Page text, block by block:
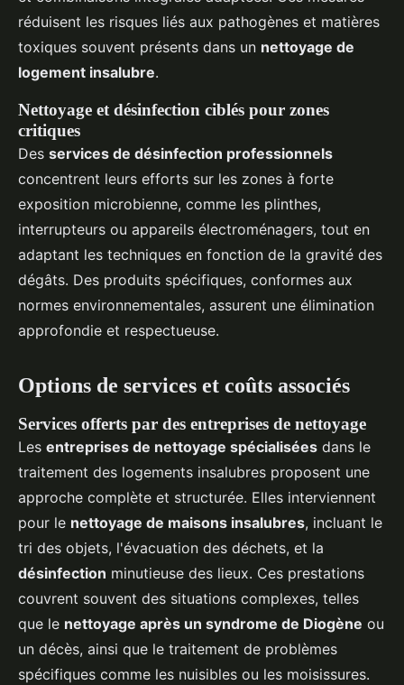
réduisent les risques liés aux pathogènes et matières
toxiques souvent présents dans un nettoyage de
logement insalubre.
Nettoyage et désinfection ciblés pour zones
critiques
Des services de désinfection professionnels
concentrent leurs efforts sur les zones à forte
exposition microbienne, comme les plinthes,
interrupteurs ou appareils électroménagers, tout en
adaptant les techniques en fonction de la gravité des
dégâts. Des produits spécifiques, conformes aux
normes environnementales, assurent une élimination
approfondie et respectueuse.
Options de services et coûts associés
Services offerts par des entreprises de nettoyage
Les entreprises de nettoyage spécialisées dans le
traitement des logements insalubres proposent une
approche complète et structurée. Elles interviennent
pour le nettoyage de maisons insalubres, incluant le
tri des objets, l'évacuation des déchets, et la
désinfection minutieuse des lieux. Ces prestations
couvrent souvent des situations complexes, telles
que le nettoyage après un syndrome de Diogène ou
un décès, ainsi que le traitement de problèmes
spécifiques comme les nuisibles ou les moisissures.